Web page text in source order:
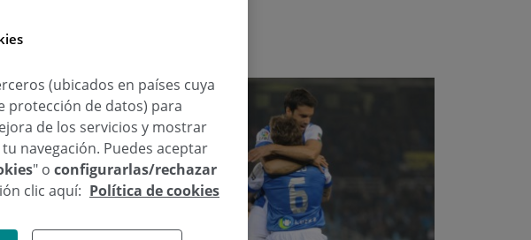
Zentroa.
(ubicados en países cuya
protección de datos) para
de los servicios y mostrar
navegación. Puedes aceptar
" o configurarlas/rechazar
clic aquí: Política de cookies